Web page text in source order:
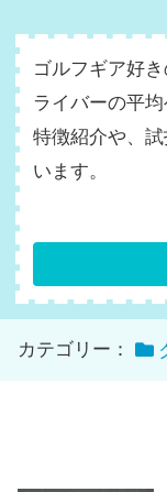
ゴルフギア好
ライバーの平
特徴紹介や、
います。
カテゴリー：